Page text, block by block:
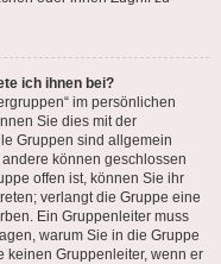
ich ihnen bei?
im persönlichen
Sie dies mit der
Gruppen sind allgemein
können geschlossen
offen ist, können Sie ihr
verlangt die Gruppe eine
Ein Gruppenleiter muss
warum Sie in die Gruppe
keinen Gruppenleiter, wenn er